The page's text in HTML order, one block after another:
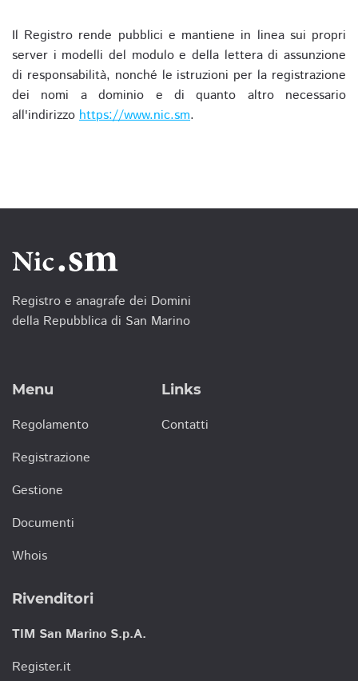
Il Registro rende pubblici e mantiene in linea sui propri
server i modelli del modulo e della lettera di assunzione
di responsabilità, nonché le istruzioni per la registrazione
dei nomi a dominio e di quanto altro necessario
all'indirizzo https://www.nic.sm.
Registro e anagrafe dei Domini
della Repubblica di San Marino
Menu
Regolamento
Registrazione
Gestione
Documenti
Whois
Links
Contatti
Rivenditori
TIM San Marino S.p.A.
Register.it